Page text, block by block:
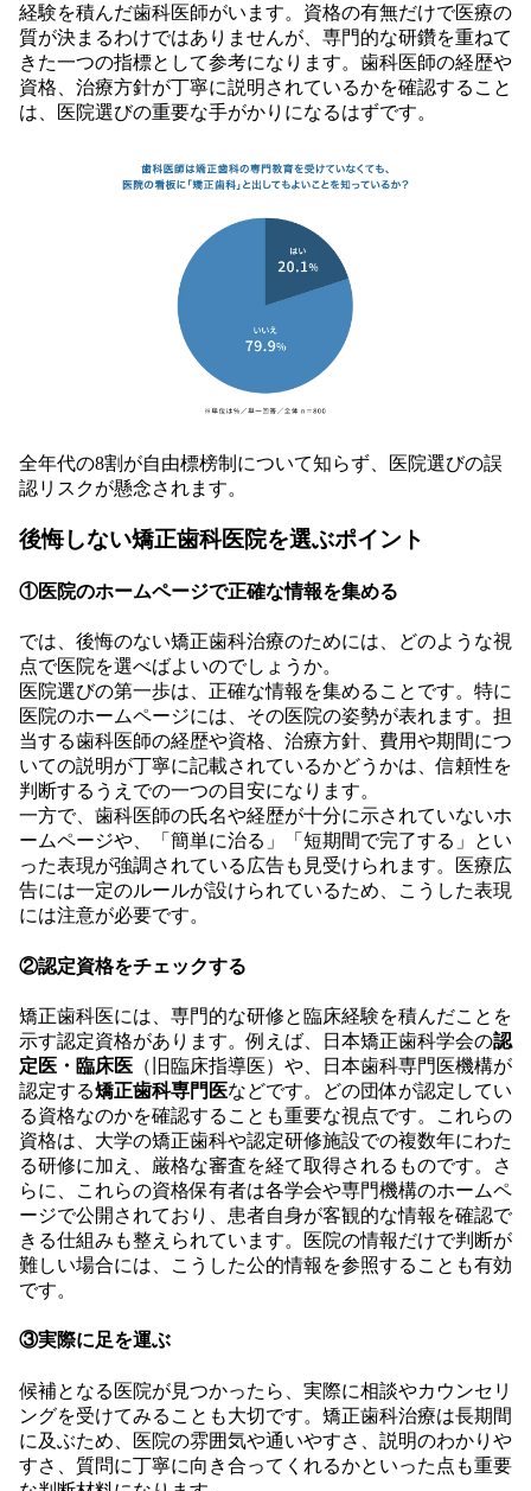
経験を積んだ歯科医師がいます。資格の有無だけで医療の
質が決まるわけではありませんが、専門的な研鑽を重ねて
きた一つの指標として参考になります。歯科医師の経歴や
資格、治療方針が丁寧に説明されているかを確認すること
は、医院選びの重要な手がかりになるはずです。
全年代の8割が自由標榜制について知らず、医院選びの誤
認リスクが懸念されます。
後悔しない矯正歯科医院を選ぶポイント
①医院のホームページで正確な情報を集める
では、後悔のない矯正歯科治療のためには、どのような視
点で医院を選べばよいのでしょうか。
医院選びの第一歩は、正確な情報を集めることです。特に
医院のホームページには、その医院の姿勢が表れます。担
当する歯科医師の経歴や資格、治療方針、費用や期間につ
いての説明が丁寧に記載されているかどうかは、信頼性を
判断するうえでの一つの目安になります。
一方で、歯科医師の氏名や経歴が十分に示されていないホ
ームページや、「簡単に治る」「短期間で完了する」とい
った表現が強調されている広告も見受けられます。医療広
告には一定のルールが設けられているため、こうした表現
には注意が必要です。
②認定資格をチェックする
矯正歯科医には、専門的な研修と臨床経験を積んだことを
示す認定資格があります。例えば、日本矯正歯科学会の認
定医・臨床医 （旧臨床指導医）や、日本歯科専門医機構が
認定する矯正歯科専門医などです。どの団体が認定してい
る資格なのかを確認することも重要な視点です。これらの
資格は、大学の矯正歯科や認定研修施設での複数年にわた
る研修に加え、厳格な審査を経て取得されるものです。さ
らに、これらの資格保有者は各学会や専門機構のホームペ
ージで公開されており、患者自身が客観的な情報を確認で
きる仕組みも整えられています。医院の情報だけで判断が
難しい場合には、こうした公的情報を参照することも有効
です。
③実際に足を運ぶ
候補となる医院が見つかったら、実際に相談やカウンセリ
ングを受けてみることも大切です。矯正歯科治療は長期間
に及ぶため、医院の雰囲気や通いやすさ、説明のわかりや
すさ、質問に丁寧に向き合ってくれるかといった点も重要